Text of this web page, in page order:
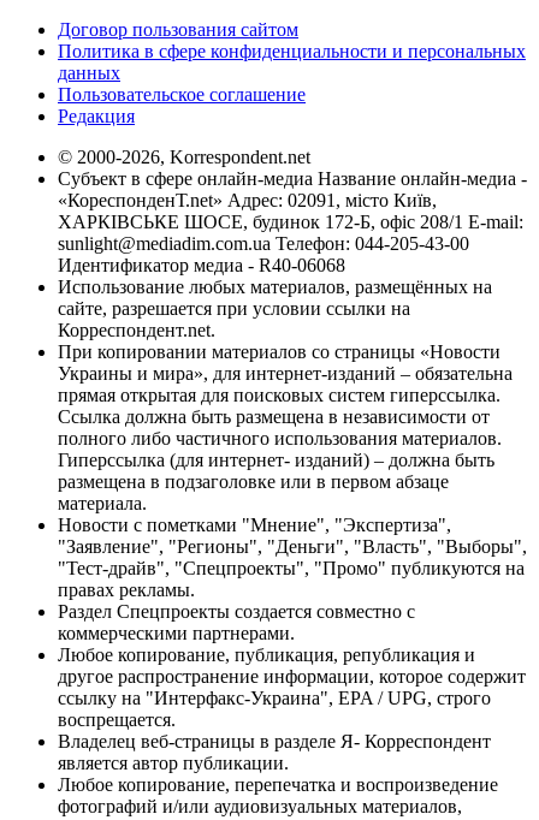
Договор пользования сайтом
Политика в сфере конфиденциальности и персональных
данных
Пользовательское соглашение
Редакция
© 2000-2026, Korrespondent.net
Субъект в сфере онлайн-медиа Название онлайн-медиа -
«КореспонденТ.net» Адрес: 02091, місто Київ,
ХАРКІВСЬКЕ ШОСЕ, будинок 172-Б, офіс 208/1 E-mail:
sunlight@mediadim.com.ua Телефон: 044-205-43-00
Идентификатор медиа - R40-06068
Использование любых материалов, размещённых на
сайте, разрешается при условии ссылки на
Корреспондент.net.
При копировании материалов со страницы «Новости
Украины и мира», для интернет-изданий – обязательна
прямая открытая для поисковых систем гиперссылка.
Ссылка должна быть размещена в независимости от
полного либо частичного использования материалов.
Гиперссылка (для интернет- изданий) – должна быть
размещена в подзаголовке или в первом абзаце
материала.
Новости с пометками "Мнение", "Экспертиза",
"Заявление", "Регионы", "Деньги", "Власть", "Выборы",
"Тест-драйв", "Спецпроекты", "Промо" публикуются на
правах рекламы.
Раздел Спецпроекты создается совместно с
коммерческими партнерами.
Любое копирование, публикация, републикация и
другое распространение информации, которое содержит
ссылку на "Интерфакс-Украина", EPA / UPG, строго
воспрещается.
Владелец веб-страницы в разделе Я- Корреспондент
является автор публикации.
Любое копирование, перепечатка и воспроизведение
фотографий и/или аудиовизуальных материалов,